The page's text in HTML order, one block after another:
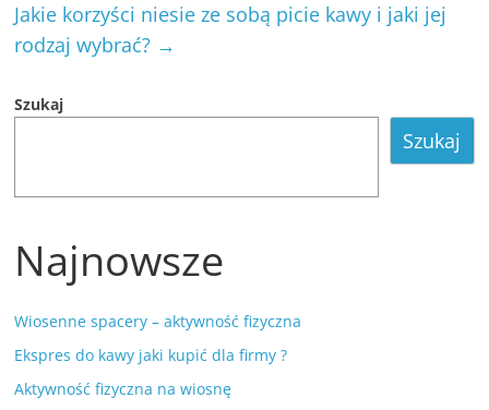
Jakie korzyści niesie ze sobą picie kawy i jaki jej
rodzaj wybrać? →
Szukaj
Szukaj
Najnowsze
Wiosenne spacery – aktywność fizyczna
Ekspres do kawy jaki kupić dla firmy ?
Aktywność fizyczna na wiosnę